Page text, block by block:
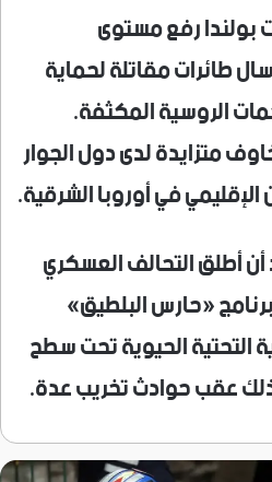
رفع مستوى
طائرات مقاتلة لحماية
الروسية المكثفة.
متزايدة لدى دول الجوار
في أوروبا الشرقية.
أطلق التحالف العسكري
«حارس البلطيق»
التحتية الحيوية تحت سطح
عقب حوادث تخريب عدة.